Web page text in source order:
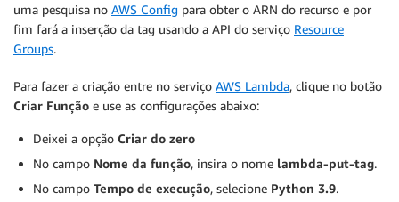
uma pesquisa no AWS Config para obter o ARN do recurso e por
fim fará a inserção da tag usando a API do serviço Resource
Groups.
Para fazer a criação entre no serviço AWS Lambda, clique no botão
Criar Função e use as configurações abaixo:
Deixei a opção Criar do zero
No campo Nome da função, insira o nome lambda-put-tag.
No campo Tempo de execução, selecione Python 3.9.